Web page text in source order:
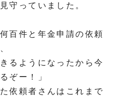
守っていました。
百件と年金申請の依頼
るようになったから今
ぞー！」
依頼者さんはこれまで